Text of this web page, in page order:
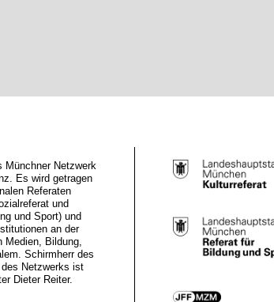
Netzwerk
Es wird getragen
Referaten
und
und Sport) und
an der
Medien, Bildung,
Schirmherr des
Netzwerks ist
Dieter Reiter.